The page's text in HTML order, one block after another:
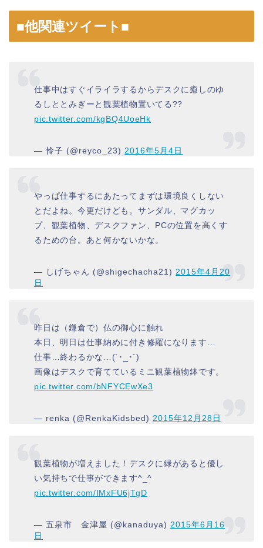
■他関連ツイート■
仕事中はすぐイライラするからデスクに癒しのゆ
るしととみぎーと観葉植物置いてる??
pic.twitter.com/kgBQ4UoeHk
— 怜子 (@reyco_23) 2016年5月4日
やっぱ仕事するにあたってまずは環境良くしない
とだよね。今更だけども。サンダル、マグカッ
プ、観葉植物、デスクファン、PCの位置を高くす
るための台。あと何かないかな。
— しげちゃん (@shigechacha21) 2015年4月20
日
昨日は（鎌倉で）仏の御心に触れ
本日、明日は仕事納めに付き修羅になります…
仕事…終わるかな…(´･_･`)
画像はデスクで育てているミニ観葉植物鉢です。
pic.twitter.com/bNFYCEwXe3
— renka (@RenkaKidsbed)2015年12月28日
観葉植物が増えました！デスクに緑があると優し
い気持ちで仕事ができます^_^
pic.twitter.com/IMxFU6jTgD
— 五泉市 金津屋 (@kanaduya) 2015年6月16
日